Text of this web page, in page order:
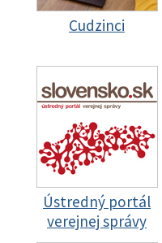
Cudzinci
Ústredný portál
verejnej správy